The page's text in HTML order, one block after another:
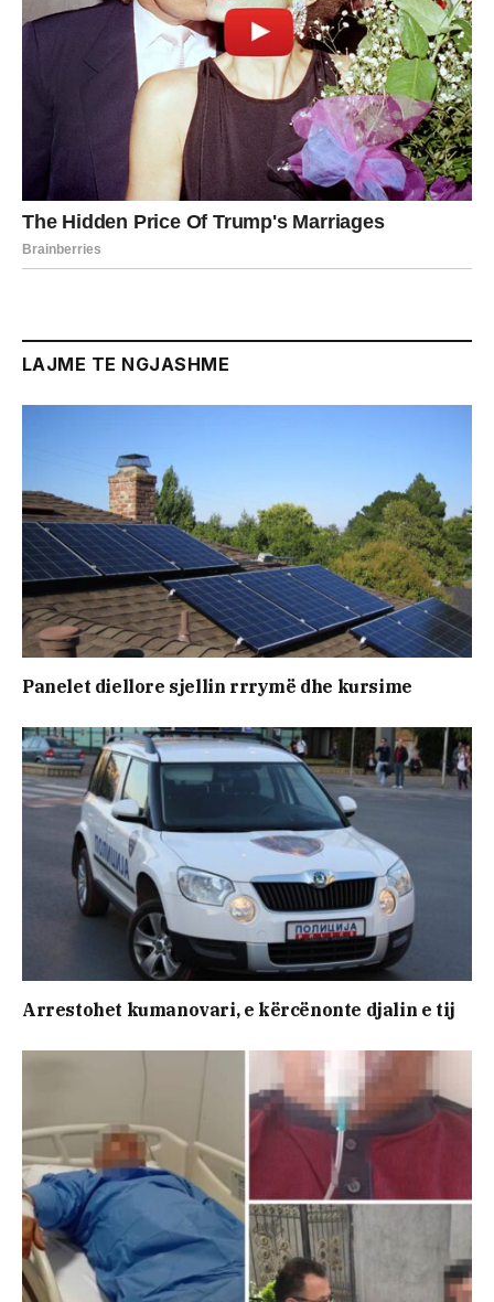
LAJME TE NGJASHME
Panelet diellore sjellin rrrymë dhe kursime
Arrestohet kumanovari, e kërcënonte djalin e tij